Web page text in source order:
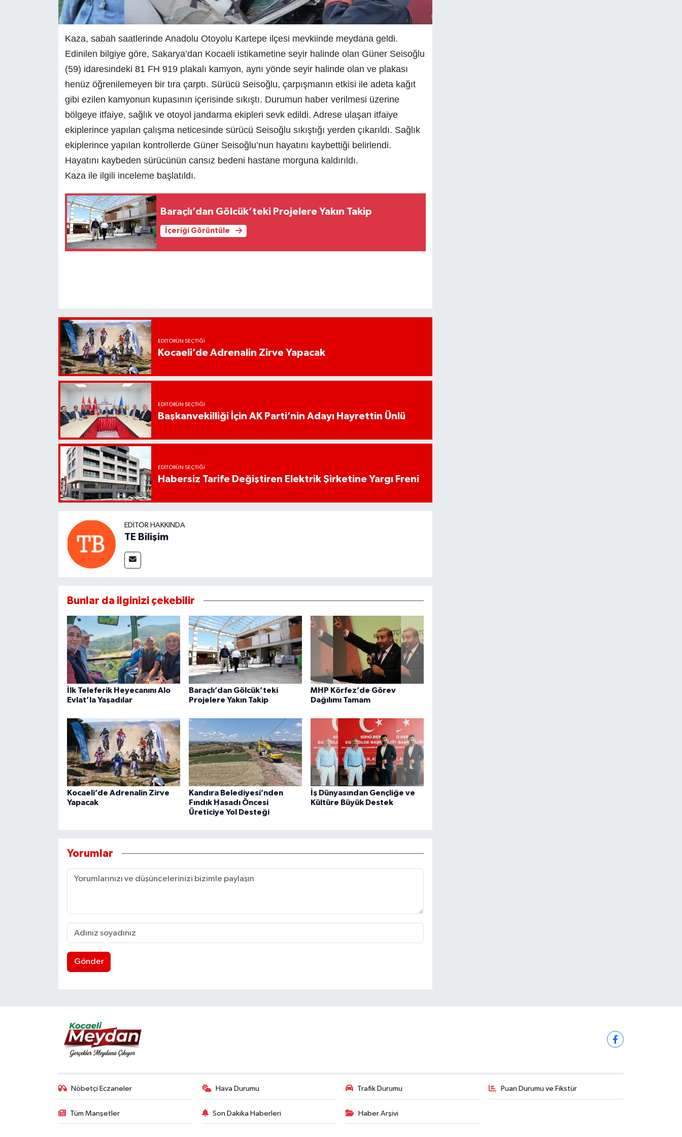
Kaza, sabah saatlerinde Anadolu Otoyolu Kartepe ilçesi mevkiinde meydana geldi.
Edinilen bilgiye göre, Sakarya’dan Kocaeli istikametine seyir halinde olan Güner Seisoğlu
(59) idaresindeki 81 FH 919 plakalı kamyon, aynı yönde seyir halinde olan ve plakası
henüz öğrenilemeyen bir tıra çarptı. Sürücü Seisoğlu, çarpışmanın etkisi ile adeta kağıt
gibi ezilen kamyonun kupasının içerisinde sıkıştı. Durumun haber verilmesi üzerine
bölgeye itfaiye, sağlık ve otoyol jandarma ekipleri sevk edildi. Adrese ulaşan itfaiye
ekiplerince yapılan çalışma neticesinde sürücü Seisoğlu sıkıştığı yerden çıkarıldı. Sağlık
ekiplerince yapılan kontrollerde Güner Seisoğlu’nun hayatını kaybettiği belirlendi.
Hayatını kaybeden sürücünün cansız bedeni hastane morguna kaldırıldı.
Kaza ile ilgili inceleme başlatıldı.
Baraçlı’dan Gölcük’teki Projelere Yakın Takip
İçeriği Görüntüle
EDITÖRÜN SEÇTIĞI
Kocaeli’de Adrenalin Zirve Yapacak
EDITÖRÜN SEÇTIĞI
Başkanvekilliği İçin AK Parti’nin Adayı Hayrettin Ünlü
EDITÖRÜN SEÇTIĞI
Habersiz Tarife Değiştiren Elektrik Şirketine Yargı Freni
EDITÖR HAKKINDA
TE Bilişim
Bunlar da ilginizi çekebilir
İlk Teleferik Heyecanını Alo
Evlat’la Yaşadılar
Baraçlı’dan Gölcük’teki
Projelere Yakın Takip
MHP Körfez’de Görev
Dağılımı Tamam
Kocaeli’de Adrenalin Zirve
Yapacak
Kandıra Belediyesi’nden
Fındık Hasadı Öncesi
Üreticiye Yol Desteği
İş Dünyasından Gençliğe ve
Kültüre Büyük Destek
Yorumlar
Gönder
Nöbetçi Eczaneler Hava Durumu Trafik Durumu Puan Durumu ve Fikstür
Tüm Manşetler Son Dakika Haberleri Haber Arşivi